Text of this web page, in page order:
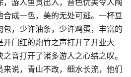
，游人鱼贯出入，音色优美令人陶
成一色，美的无处可逃。一杯豆
包，少许油条，少许鸡蛋，丰富的
门红的炮竹之声打开了开业大
音打开了诸多游人之心结之叹。
说，青山不改，细水长流，他们